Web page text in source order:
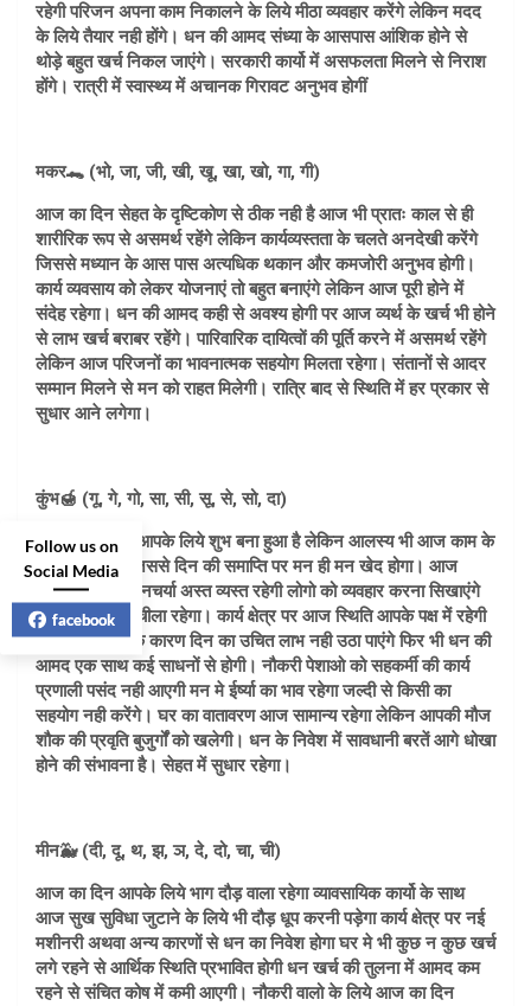
रहेगी परिजन अपना काम निकालने के लिये मीठा व्यवहार करेंगे लेकिन मदद
के लिये तैयार नही होंगे। धन की आमद संध्या के आसपास आंशिक होने से
थोड़े बहुत खर्च निकल जाएंगे। सरकारी कार्यो में असफलता मिलने से निराश
होंगे। रात्री में स्वास्थ्य में अचानक गिरावट अनुभव होगीं
मकर🐊 (भो, जा, जी, खी, खू, खा, खो, गा, गी)
आज का दिन सेहत के दृष्टिकोण से ठीक नही है आज भी प्रातः काल से ही
शारीरिक रूप से असमर्थ रहेंगे लेकिन कार्यव्यस्तता के चलते अनदेखी करेंगे
जिससे मध्यान के आस पास अत्यधिक थकान और कमजोरी अनुभव होगी।
कार्य व्यवसाय को लेकर योजनाएं तो बहुत बनाएंगे लेकिन आज पूरी होने में
संदेह रहेगा। धन की आमद कही से अवश्य होगी पर आज व्यर्थ के खर्च भी होने
से लाभ खर्च बराबर रहेंगे। पारिवारिक दायित्वों की पूर्ति करने में असमर्थ रहेंगे
लेकिन आज परिजनों का भावनात्मक सहयोग मिलता रहेगा। संतानों से आदर
सम्मान मिलने से मन को राहत मिलेगी। रात्रि बाद से स्थिति में हर प्रकार से
सुधार आने लगेगा।
कुंभ🍯 (गू, गे, गो, सा, सी, सू, से, सो, दा)
आज का दिन भी आपके लिये शुभ बना हुआ है लेकिन आलस्य भी आज काम के
समय ही आएगा जिससे दिन की समाप्ति पर मन ही मन खेद होगा। आज
मध्यान तक कि दिनचर्या अस्त व्यस्त रहेगी लोगो को व्यवहार करना सिखाएंगे
परन्तु स्वयं का लचीला रहेगा। कार्य क्षेत्र पर आज स्थिति आपके पक्ष में रहेगी
लेकिन मनमानी के कारण दिन का उचित लाभ नही उठा पाएंगे फिर भी धन की
आमद एक साथ कई साधनों से होगी। नौकरी पेशाओ को सहकर्मी की कार्य
प्रणाली पसंद नही आएगी मन मे ईर्ष्या का भाव रहेगा जल्दी से किसी का
सहयोग नही करेंगे। घर का वातावरण आज सामान्य रहेगा लेकिन आपकी मौज
शौक की प्रवृति बुजुर्गों को खलेगी। धन के निवेश में सावधानी बरतें आगे धोखा
होने की संभावना है। सेहत में सुधार रहेगा।
मीन🐳 (दी, दू, थ, झ, ञ, दे, दो, चा, ची)
आज का दिन आपके लिये भाग दौड़ वाला रहेगा व्यावसायिक कार्यो के साथ
आज सुख सुविधा जुटाने के लिये भी दौड़ धूप करनी पड़ेगा कार्य क्षेत्र पर नई
मशीनरी अथवा अन्य कारणों से धन का निवेश होगा घर मे भी कुछ न कुछ खर्च
लगे रहने से आर्थिक स्थिति प्रभावित होगी धन खर्च की तुलना में आमद कम
रहने से संचित कोष में कमी आएगी। नौकरी वालो के लिये आज का दिन
Follow us on
Social Media
facebook